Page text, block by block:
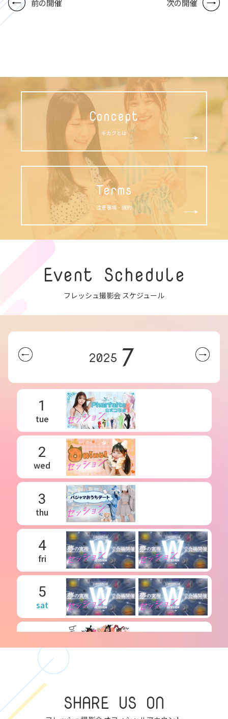
前の開催 次の開催
Concept
キカクとは
Terms
注意事項・規約
Event Schedule
フレッシュ撮影会 スケジュール
2025 7
1
tue
2
wed
3
thu
4
fri
5
sat
sun
7
mon SHARE US ON